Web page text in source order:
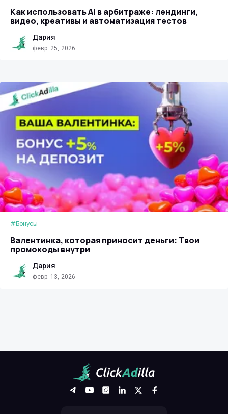
Как использовать AI в арбитраже: лендинги,
видео, креативы и автоматизация тестов
Дария
февр. 25, 2026
#Бонусы
Валентинка, которая приносит деньги: Твои
промокоды внутри
Дария
февр. 13, 2026